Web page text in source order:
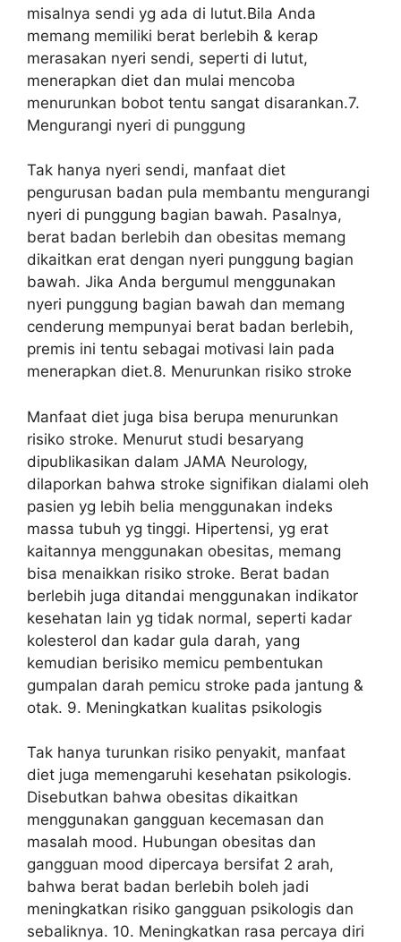
misalnya sendi yg ada di lutut.Bila Anda
memang memiliki berat berlebih & kerap
merasakan nyeri sendi, seperti di lutut,
menerapkan diet dan mulai mencoba
menurunkan bobot tentu sangat disarankan.7.
Mengurangi nyeri di punggung
Tak hanya nyeri sendi, manfaat diet
pengurusan badan pula membantu mengurangi
nyeri di punggung bagian bawah. Pasalnya,
berat badan berlebih dan obesitas memang
dikaitkan erat dengan nyeri punggung bagian
bawah. Jika Anda bergumul menggunakan
nyeri punggung bagian bawah dan memang
cenderung mempunyai berat badan berlebih,
premis ini tentu sebagai motivasi lain pada
menerapkan diet.8. Menurunkan risiko stroke
Manfaat diet juga bisa berupa menurunkan
risiko stroke. Menurut studi besaryang
dipublikasikan dalam JAMA Neurology,
dilaporkan bahwa stroke signifikan dialami oleh
pasien yg lebih belia menggunakan indeks
massa tubuh yg tinggi. Hipertensi, yg erat
kaitannya menggunakan obesitas, memang
bisa menaikkan risiko stroke. Berat badan
berlebih juga ditandai menggunakan indikator
kesehatan lain yg tidak normal, seperti kadar
kolesterol dan kadar gula darah, yang
kemudian berisiko memicu pembentukan
gumpalan darah pemicu stroke pada jantung &
otak. 9. Meningkatkan kualitas psikologis
Tak hanya turunkan risiko penyakit, manfaat
diet juga memengaruhi kesehatan psikologis.
Disebutkan bahwa obesitas dikaitkan
menggunakan gangguan kecemasan dan
masalah mood. Hubungan obesitas dan
gangguan mood dipercaya bersifat 2 arah,
bahwa berat badan berlebih boleh jadi
meningkatkan risiko gangguan psikologis dan
sebaliknya. 10. Meningkatkan rasa percaya diri